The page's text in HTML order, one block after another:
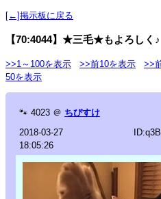
[←]掲示板に戻る
【70:4044】★三毛★もよろしく♪
>>1～100を表示 >>前10を表示 >>
50を表示
🐾 4023 ＠ ちびすけ
2018-03-27
18:05:26